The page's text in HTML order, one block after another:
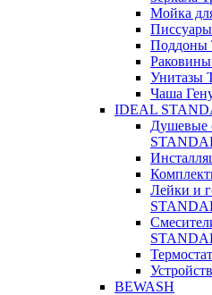
Мойка
Поддоны
Унитазы
Чаша
IDEAL
Душевые
Лейки и
BEWASH